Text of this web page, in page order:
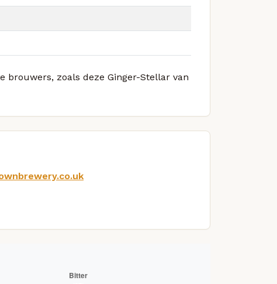
brouwers, zoals deze Ginger-Stellar van